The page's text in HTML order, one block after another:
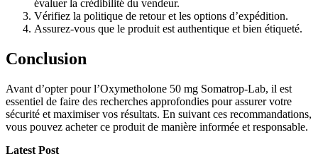
évaluer la crédibilité du vendeur.
Vérifiez la politique de retour et les options d’expédition.
Assurez-vous que le produit est authentique et bien étiqueté.
Conclusion
Avant d’opter pour l’Oxymetholone 50 mg Somatrop-Lab, il est
essentiel de faire des recherches approfondies pour assurer votre
sécurité et maximiser vos résultats. En suivant ces recommandations,
vous pouvez acheter ce produit de manière informée et responsable.
Latest Post